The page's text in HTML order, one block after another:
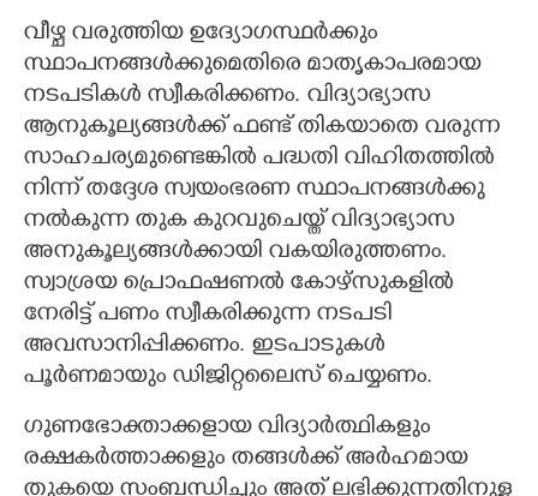
വീഴ്ച വരുത്തിയ ഉദ്യോഗസ്ഥർക്കും
സ്ഥാപനങ്ങൾക്കുമെതിരെ മാതൃകാപരമായ
നടപടികൾ സ്വീകരിക്കണം. വിദ്യാഭ്യാസ
ആനുകൂല്യങ്ങൾക്ക് ഫണ്ട് തികയാതെ വരുന്ന
സാഹചര്യമുണ്ടെങ്കിൽ പദ്ധതി വിഹിതത്തിൽ
നിന്ന് തദ്ദേശ സ്വയംഭരണ സ്ഥാപനങ്ങൾക്കു
നൽകുന്ന തുക കുറവുചെയ്ത് വിദ്യാഭ്യാസ
അനുകൂല്യങ്ങൾക്കായി വകയിരുത്തണം.
സ്വാശ്രയ പ്രൊഫഷണൽ കോഴ്സുകളിൽ
നേരിട്ട് പണം സ്വീകരിക്കുന്ന നടപടി
അവസാനിപ്പിക്കണം. ഇടപാടുകൾ
പൂർണമായും ഡിജിറ്റലൈസ് ചെയ്യണം.
ഗുണഭോക്താക്കളായ വിദ്യാർത്ഥികളും
രക്ഷകർത്താക്കളും തങ്ങൾക്ക് അർഹമായ